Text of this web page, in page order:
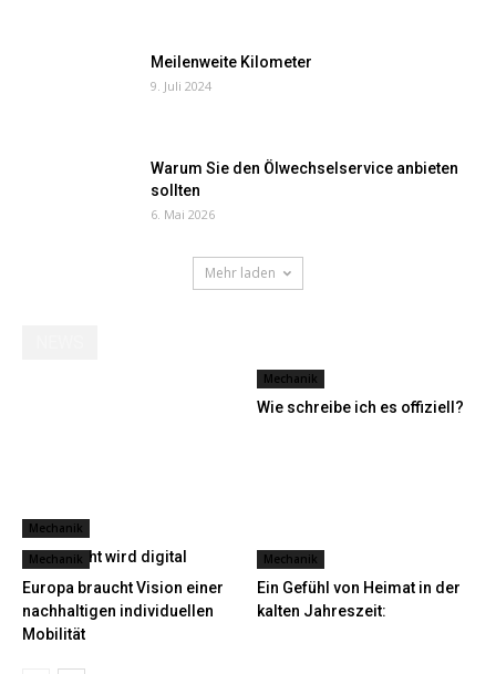
Meilenweite Kilometer
9. Juli 2024
Warum Sie den Ölwechselservice anbieten
sollten
6. Mai 2026
Mehr laden
Mechanik
HU-Bericht wird digital
Mechanik
Wie schreibe ich es offiziell?
Mechanik
Europa braucht Vision einer
nachhaltigen individuellen
Mobilität
Mechanik
Ein Gefühl von Heimat in der
kalten Jahreszeit: